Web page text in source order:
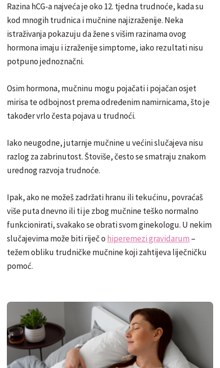
Razina hCG-a najveća je oko 12. tjedna trudnoće, kada su
kod mnogih trudnica i mučnine najizraženije. Neka
istraživanja pokazuju da žene s višim razinama ovog
hormona imaju i izraženije simptome, iako rezultati nisu
potpuno jednoznačni.
Osim hormona, mučninu mogu pojačati i pojačan osjet
mirisa te odbojnost prema određenim namirnicama, što je
također vrlo česta pojava u trudnoći.
Iako neugodne, jutarnje mučnine u većini slučajeva nisu
razlog za zabrinutost. Štoviše, često se smatraju znakom
urednog razvoja trudnoće.
Ipak, ako ne možeš zadržati hranu ili tekućinu, povraćaš
više puta dnevno ili ti je zbog mučnine teško normalno
funkcionirati, svakako se obrati svom ginekologu. U nekim
slučajevima može biti riječ o hiperemezi gravidarum –
težem obliku trudničke mučnine koji zahtijeva liječničku
pomoć.